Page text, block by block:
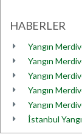
HABERLER
Yangın
Yangın
Yangın
Yangın
Yangın
İstanbul